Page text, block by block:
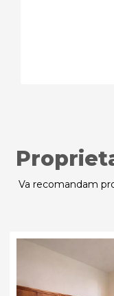
Va recomandam